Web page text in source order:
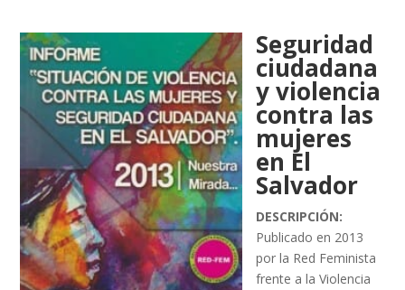
Seguridad
ciudadana
y violencia
contra las
mujeres
en El
Salvador
DESCRIPCIÓN:
Publicado en 2013
por la Red Feminista
frente a la Violencia